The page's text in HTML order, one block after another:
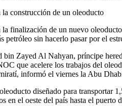
construcción de un oleoducto
finalización de un nuevo
petróleo sin hacerlo pasar por el
Zayed Al Nahyan, príncipe
que acelere los trabajos del
informó el viernes la Abu
diseñado para transportar
en el oeste del país hasta el puerto